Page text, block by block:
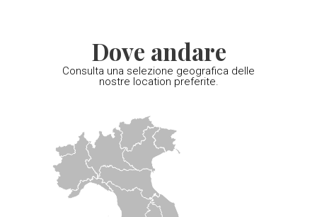
Dove andare
Consulta una selezione geografica delle
nostre location preferite.